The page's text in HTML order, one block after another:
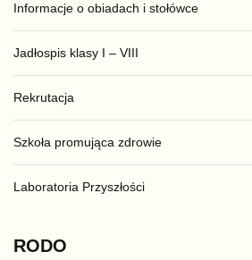
Informacje o obiadach i stołówce
Jadłospis klasy I – VIII
Rekrutacja
Szkoła promująca zdrowie
Laboratoria Przyszłości
RODO